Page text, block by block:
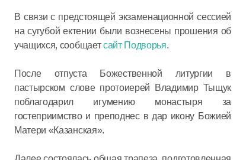
В связи с предстоящей экзаменационной сессией
на сугубой ектении были вознесены прошения об
учащихся, сообщаетсайт Подворья.
После отпуста Божественной литургии в
пастырском слове протоиерей Владимир Тыщук
поблагодарил игумению монастыря за
гостеприимство и преподнес в дар икону Божией
Матери «Казанская».